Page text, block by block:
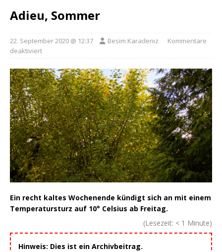
Adieu, Sommer
22. September 2020 @ 12:37 Besim Karadeniz
Kommentare
deaktiviert
Ein recht kaltes Wochenende kündigt sich an mit einem
Temperatursturz auf 10° Celsius ab Freitag.
(Lesezeit: < 1 Minute)
Hinweis: Dies ist ein Archivbeitrag.